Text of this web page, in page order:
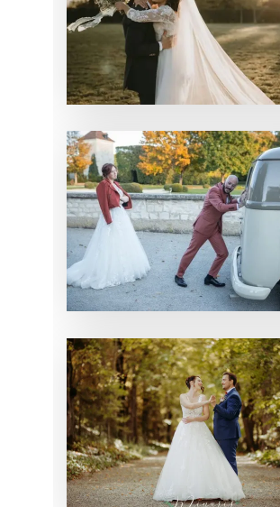
AURÉLIE
MARIAGE
MARIAGE DE
MARGOT
MARIAGE
MARIAGE DE
JUSTINE
MARIAGE